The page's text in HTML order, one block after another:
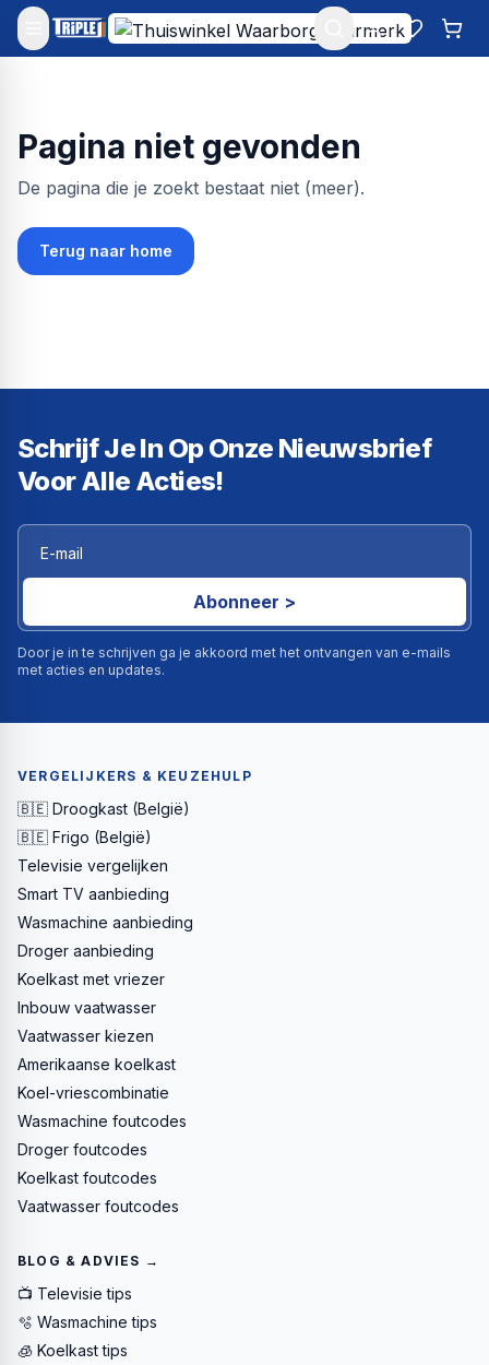
Mijn account
Pagina niet gevonden
De pagina die je zoekt bestaat niet (meer).
Terug naar home
Schrijf Je In Op Onze Nieuwsbrief
Voor Alle Acties!
Abonneer >
Door je in te schrijven ga je akkoord met het ontvangen van e-mails
met acties en updates.
VERGELIJKERS & KEUZEHULP
🇧🇪 Droogkast (België)
🇧🇪 Frigo (België)
Televisie vergelijken
Smart TV aanbieding
Wasmachine aanbieding
Droger aanbieding
Koelkast met vriezer
Inbouw vaatwasser
Vaatwasser kiezen
Amerikaanse koelkast
Koel-vriescombinatie
Wasmachine foutcodes
Droger foutcodes
Koelkast foutcodes
Vaatwasser foutcodes
BLOG & ADVIES →
📺 Televisie tips
🫧 Wasmachine tips
🧊 Koelkast tips